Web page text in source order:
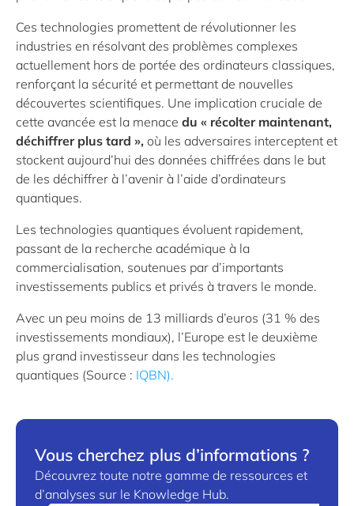
Ces technologies promettent de révolutionner les
industries en résolvant des problèmes complexes
actuellement hors de portée des ordinateurs classiques,
renforçant la sécurité et permettant de nouvelles
découvertes scientifiques. Une implication cruciale de
cette avancée est la menace du « récolter maintenant,
déchiffrer plus tard », où les adversaires interceptent et
stockent aujourd’hui des données chiffrées dans le but
de les déchiffrer à l’avenir à l’aide d’ordinateurs
quantiques.
Les technologies quantiques évoluent rapidement,
passant de la recherche académique à la
commercialisation, soutenues par d’importants
investissements publics et privés à travers le monde.
Avec un peu moins de 13 milliards d’euros (31 % des
investissements mondiaux), l’Europe est le deuxième
plus grand investisseur dans les technologies
quantiques (Source : IQBN).
Vous cherchez plus d’informations ?
Découvrez toute notre gamme de ressources et
d’analyses sur le Knowledge Hub.